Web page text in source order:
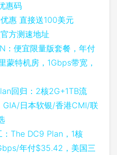
惠码
惠 直接送100美元
方测速地址
：便宜限量版套餐，年付
蒙特机房，1Gbps带宽，
回归：2核2G+1TB流
日本软银/香港CMI/联
The DC9 Plan，1核
/年付$35.42，美国三